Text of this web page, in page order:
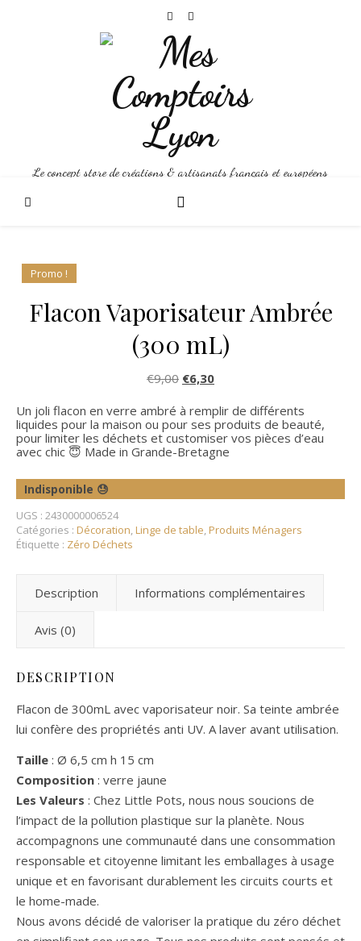
Le concept store de créations & artisanats français et européens
Promo !
Flacon Vaporisateur Ambrée
(300 mL)
€9,00 Le prix initial était : €9,00.
€6,30Le prix actuel est : €6,30.
Un joli flacon en verre ambré à remplir de différents
liquides pour la maison ou pour ses produits de beauté,
pour limiter les déchets et customiser vos pièces d’eau
avec chic 😇 Made in Grande-Bretagne
Indisponible 😓
UGS : 2430000006524
Catégories : Décoration,Linge de table,Produits Ménagers
Étiquette : Zéro Déchets
Description Informations complémentaires
Avis (0)
DESCRIPTION
Flacon de 300mL avec vaporisateur noir. Sa teinte ambrée
lui confère des propriétés anti UV. A laver avant utilisation.
Taille : Ø 6,5 cm h 15 cm
Composition : verre jaune
Les Valeurs : Chez Little Pots, nous nous soucions de
l’impact de la pollution plastique sur la planète. Nous
accompagnons une communauté dans une consommation
responsable et citoyenne limitant les emballages à usage
unique et en favorisant durablement les circuits courts et
le home-made.
Nous avons décidé de valoriser la pratique du zéro déchet